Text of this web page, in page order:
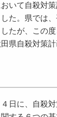
いて自殺対
た。県では
たが、この
県自殺対策
日に、自殺